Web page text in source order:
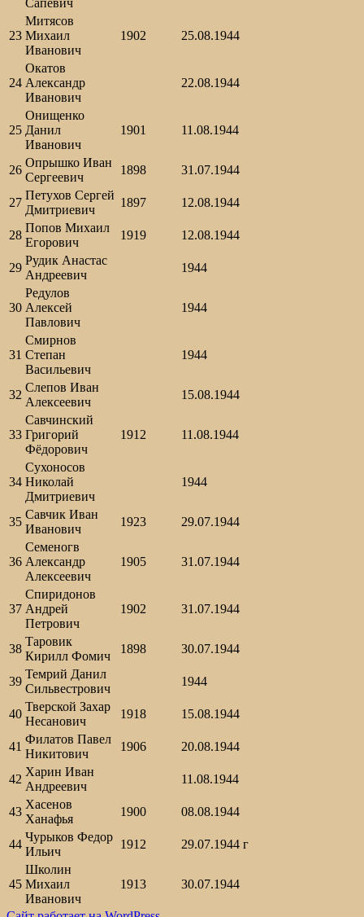
Сапевич
23
Митясов
Михаил
Иванович
1902 25.08.1944
24
Окатов
Александр
Иванович
22.08.1944
25
Онищенко
Данил
Иванович
1901 11.08.1944
26
Опрышко Иван
Сергеевич
1898 31.07.1944
27
Петухов Сергей
Дмитриевич
1897 12.08.1944
28
Попов Михаил
Егорович
1919 12.08.1944
29
Рудик Анастас
Андреевич
1944
30
Редулов
Алексей
Павлович
1944
31
Смирнов
Степан
Васильевич
1944
32
Слепов Иван
Алексеевич
15.08.1944
33
Савчинский
Григорий
Фёдорович
1912 11.08.1944
34
Сухоносов
Николай
Дмитриевич
1944
35
Савчик Иван
Иванович
1923 29.07.1944
36
Семеногв
Александр
Алексеевич
1905 31.07.1944
37
Спиридонов
Андрей
Петрович
1902 31.07.1944
38
Таровик
Кирилл Фомич
1898 30.07.1944
39
Темрий Данил
Сильвестрович
1944
40
Тверской Захар
Несанович
1918 15.08.1944
41
Филатов Павел
Никитович
1906 20.08.1944
42
Харин Иван
Андреевич
11.08.1944
43
Хасенов
Ханафья
1900 08.08.1944
44
Чурыков Федор
Ильич
1912 29.07.1944 г
45
Школин
Михаил
Иванович
1913 30.07.1944